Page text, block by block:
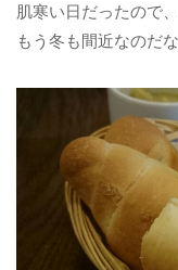
肌寒い日だったので
もう冬も間近なのだ